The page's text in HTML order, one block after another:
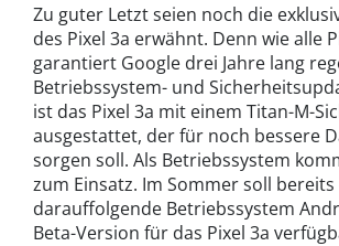
Zu guter Letzt seien noch die
des Pixel 3a erwähnt. Denn wie alle
garantiert Google drei Jahre lang
Betriebssystem- und
ist das Pixel 3a mit einem Titan-M-
ausgestattet, der für noch bessere
sorgen soll. Als Betriebssystem
zum Einsatz. Im Sommer soll bereits
darauffolgende Betriebssystem
Beta-Version für das Pixel 3a